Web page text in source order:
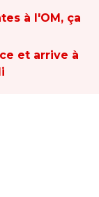
à l'OM, ça
et arrive à